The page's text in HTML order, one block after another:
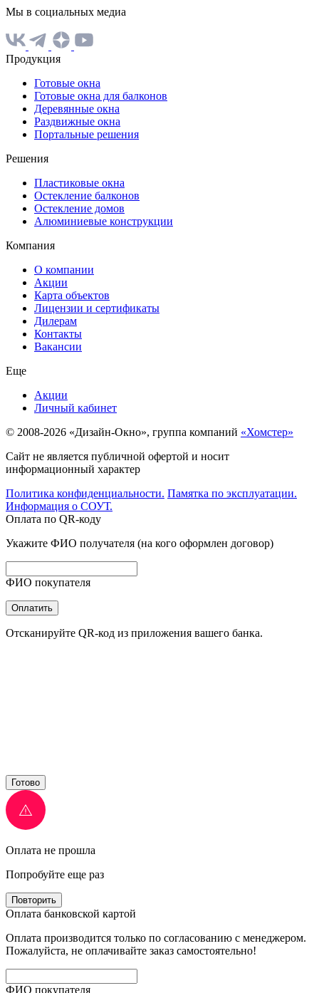
Мы в социальных медиа
Продукция
Готовые окна
Готовые окна для балконов
Деревянные окна
Раздвижные окна
Портальные решения
Решения
Пластиковые окна
Остекление балконов
Остекление домов
Алюминиевые конструкции
Компания
О компании
Акции
Карта объектов
Лицензии и сертификаты
Дилерам
Контакты
Вакансии
Еще
Акции
Личный кабинет
© 2008-2026 «Дизайн-Окно», группа компаний «Хомстер»
Сайт не является публичной офертой и носит
информационный характер
Политика конфиденциальности. Памятка по эксплуатации.
Информация о СОУТ.
Оплата по QR-коду
Укажите ФИО получателя (на кого оформлен договор)
ФИО покупателя
Оплатить
Отсканируйте QR-код из приложения вашего банка.
Готово
Оплата не прошла
Попробуйте еще раз
Повторить
Оплата банковской картой
Оплата производится только по согласованию с менеджером.
Пожалуйста, не оплачивайте заказ самостоятельно!
ФИО покупателя